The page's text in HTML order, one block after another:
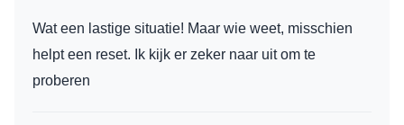
Wat een lastige situatie! Maar wie weet, misschien
helpt een reset. Ik kijk er zeker naar uit om te
proberen